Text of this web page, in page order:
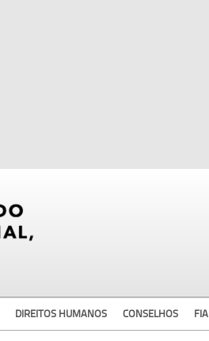
DIREITOS HUMANOS CONSELHOS FIA